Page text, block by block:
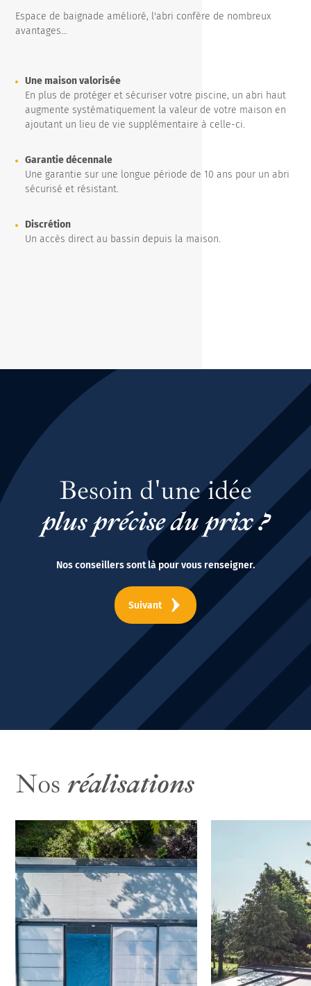
Espace de baignade amélioré, l'abri confère de nombreux
avantages…
Une maison valorisée
En plus de protéger et sécuriser votre piscine, un abri haut
augmente systématiquement la valeur de votre maison en
ajoutant un lieu de vie supplémentaire à celle-ci.
Garantie décennale
Une garantie sur une longue période de 10 ans pour un abri
sécurisé et résistant.
Discrétion
Un accès direct au bassin depuis la maison.
Besoin d'une idée
plus précise du prix ?
Nos conseillers sont là pour vous renseigner.
Suivant
Nos réalisations